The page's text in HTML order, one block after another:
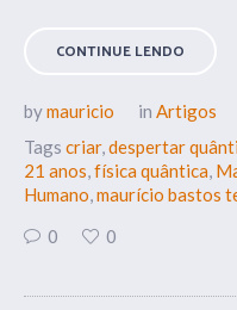
CONTINUE LENDO
bymauricio in Artigos
Tags criar,despertar
21 anos,física quântica,
Humano,maurício bastos
0
0